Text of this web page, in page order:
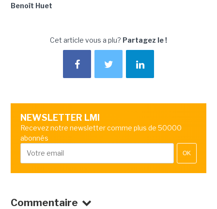
Benoît Huet
Cet article vous a plu? Partagez le !
NEWSLETTER LMI
Recevez notre newsletter comme plus de 50000
abonnés
OK
Commentaire